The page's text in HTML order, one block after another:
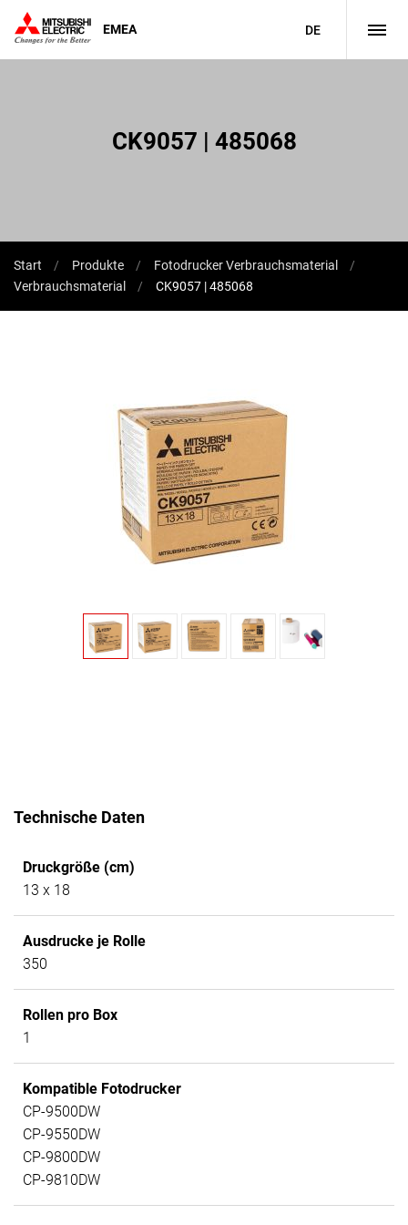
EMEA DE
CK9057 | 485068
Start Produkte
Fotodrucker Verbrauchsmaterial
Verbrauchsmaterial
CK9057 | 485068
Technische Daten
Druckgröße (cm)
13 x 18
Ausdrucke je Rolle
350
Rollen pro Box
1
Kompatible Fotodrucker
CP-9500DW
CP-9550DW
CP-9800DW
CP-9810DW